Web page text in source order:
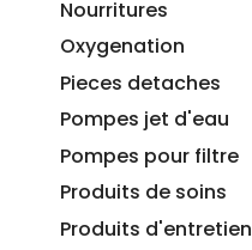
Nourritures
Oxygenation
Pieces detaches
Pompes jet d'eau
Pompes pour filtre
Produits de soins
Produits d'entretien